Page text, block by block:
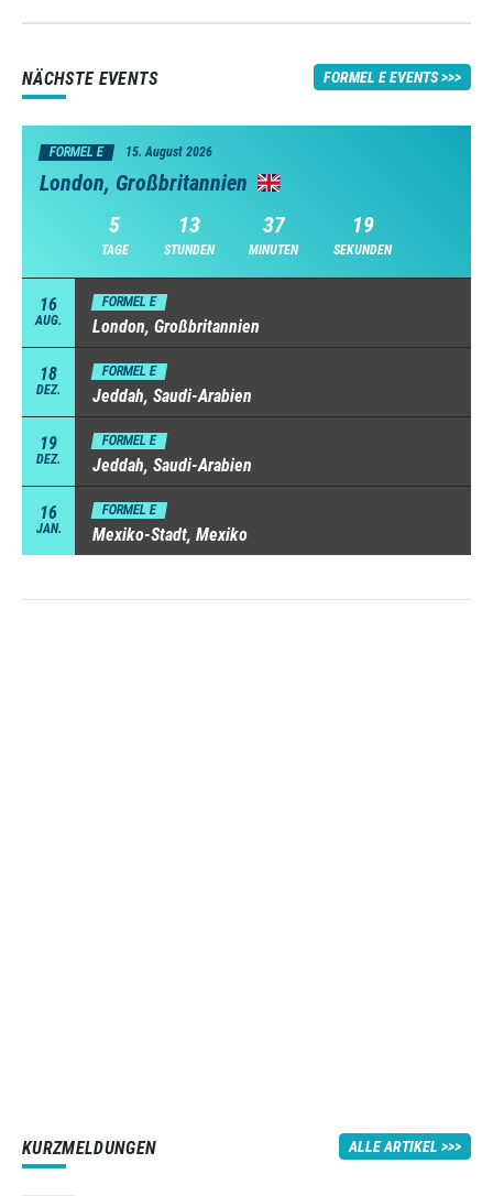
NÄCHSTE EVENTS FORMEL E EVENTS
FORMEL E 15. August 2026
London, Großbritannien
5
TAGE
13
STUNDEN
37
MINUTEN
18
SEKUNDEN
16
AUG.
FORMEL E
London, Großbritannien
18
DEZ.
FORMEL E
Jeddah, Saudi-Arabien
19
DEZ.
FORMEL E
Jeddah, Saudi-Arabien
16
JAN.
FORMEL E
Mexiko-Stadt, Mexiko
KURZMELDUNGEN ALLE ARTIKEL